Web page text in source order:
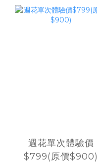
週花單次體驗價
$799(原價$900)